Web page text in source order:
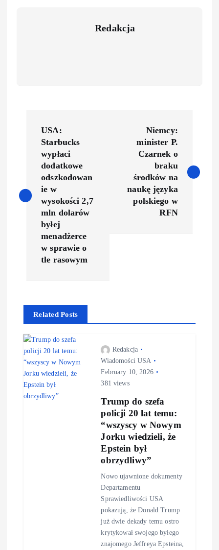
Redakcja
t
a
USA:
Starbucks
wypłaci
dodatkowe
odszkodowan
ie w
wysokości 2,7
mln dolarów
byłej
menadżerce
w sprawie o
tle rasowym
Niemcy:
minister P.
Czarnek o
braku
środków na
naukę języka
polskiego w
RFN
Related Posts
Redakcja
Wiadomości USA
February 10, 2026
381 views
Trump do szefa
policji 20 lat temu:
“wszyscy w Nowym
Jorku wiedzieli, że
Epstein był
obrzydliwy”
Nowo ujawnione dokumenty
Departamentu
Sprawiedliwości USA
pokazują, że Donald Trump
już dwie dekady temu ostro
krytykował swojego byłego
znajomego Jeffreya Epsteina,